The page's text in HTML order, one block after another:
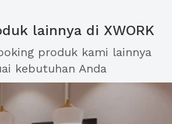
lainnya di XWORK
produk kami lainnya
kebutuhan Anda